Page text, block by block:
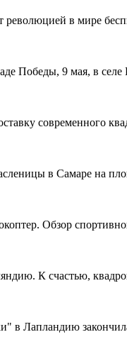
революцией в мире
Победы, 9 мая, в
современного
в Самаре на
Обзор
К счастью,
Лапландию